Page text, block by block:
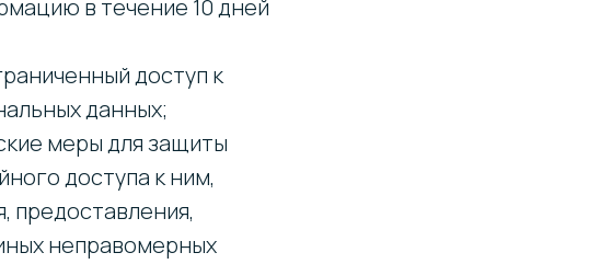
в течение 10 дней
доступ к
данных;
меры для защиты
доступа к ним,
предоставления,
неправомерных